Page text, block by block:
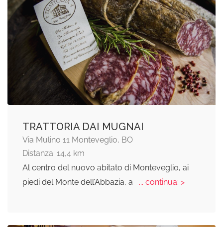
TRATTORIA DAI MUGNAI
Via Mulino 11 Monteveglio, BO
Distanza: 14,4 km
Al centro del nuovo abitato di Monteveglio, ai
piedi del Monte dell’Abbazia, a
... continua: >